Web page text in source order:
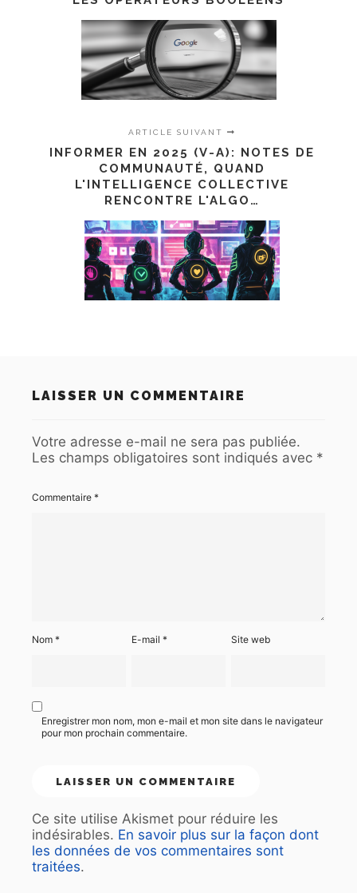
ARTICLE SUIVANT
INFORMER EN 2025 (V-A): NOTES DE
COMMUNAUTÉ, QUAND
L'INTELLIGENCE COLLECTIVE
RENCONTRE L'ALGO…
LAISSER UN COMMENTAIRE
Votre adresse e-mail ne sera pas publiée.
Les champs obligatoires sont indiqués avec *
Commentaire *
Nom * E-mail* Site web
Enregistrer mon nom, mon e-mail et mon site dans le navigateur
pour mon prochain commentaire.
Ce site utilise Akismet pour réduire les
indésirables. En savoir plus sur la façon dont
les données de vos commentaires sont
traitées.